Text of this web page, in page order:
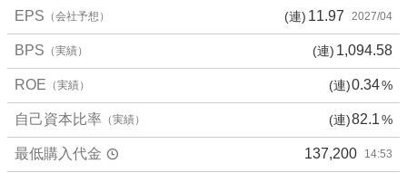
EPS （会社予想） (連) 11.97 2027/04
BPS （実績） (連) 1,094.58
ROE （実績） (連)0.34%
自己資本比率 （実績） (連)82.1%
最低購入代金 137,200 14:53